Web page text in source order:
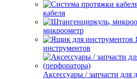
кабеля
микроометр
инструментов
Аксессуары / запчасти для